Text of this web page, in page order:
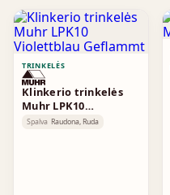
TRINKELĖS
Klinkerio trinkelės
Muhr LPK10
Violettblau Geflammt
Spalva Raudona, Ruda